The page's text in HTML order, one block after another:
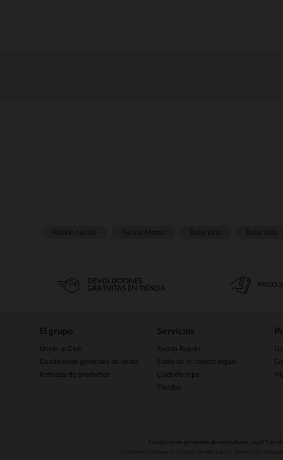
DEVOLUCIONES
GRATUITAS EN TIENDA
PAGO
El grupo
Únete al Club
Condiciones generales de venta
Retirada de productos
Servicios
Tarjeta Regalo
Saldo de mi tarjeta regalo
Cuidado ropa
Tiendas
Condiciones generales de ventaAviso Legal